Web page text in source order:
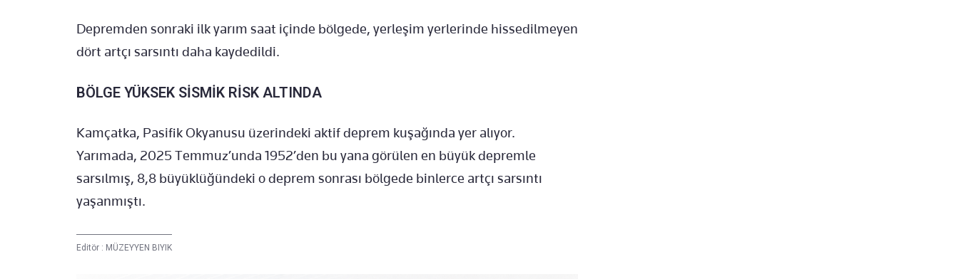
Depremden sonraki ilk yarım saat içinde bölgede, yerleşim yerlerinde hissedilmeyen
dört artçı sarsıntı daha kaydedildi.
BÖLGE YÜKSEK SİSMİK RİSK ALTINDA
Kamçatka, Pasifik Okyanusu üzerindeki aktif deprem kuşağında yer alıyor.
Yarımada, 2025 Temmuz’unda 1952’den bu yana görülen en büyük depremle
sarsılmış, 8,8 büyüklüğündeki o deprem sonrası bölgede binlerce artçı sarsıntı
yaşanmıştı.
Editör : MÜZEYYEN BIYIK